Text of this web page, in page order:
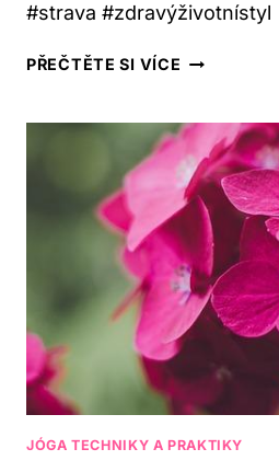
#strava #zdravýživotnístyl
PŘEČTĚTE SI VÍCE JÓGA
10
POTRAVIN
PRO
LEPŠÍ
PRAXI
JÓGA TECHNIKY A PRAKTIKY